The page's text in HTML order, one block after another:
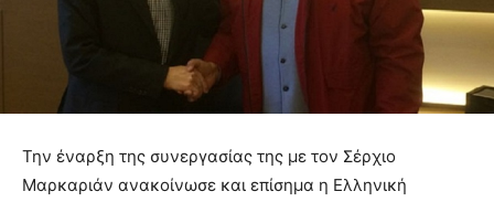
Την έναρξη της συνεργασίας της με τον Σέρχιο
Μαρκαριάν ανακοίνωσε και επίσημα η Ελληνική